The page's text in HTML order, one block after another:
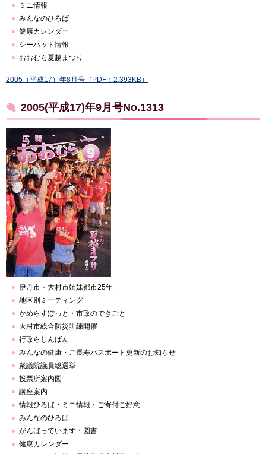
ミニ情報
みんなのひろば
健康カレンダー
シーハット情報
おおむら夏越まつり
2005（平成17）年8月号（PDF：2,393KB）
2005(平成17)年9月号No.1313
伊丹市・大村市姉妹都市25年
地区別ミーティング
かめらすぽっと・市政のできごと
大村市総合防災訓練開催
行政らしんばん
みんなの健康・ご長寿パスポート更新のお知らせ
衆議院議員総選挙
投票所案内図
講座案内
情報ひろば・ミニ情報・ご寄付ご好意
みんなのひろば
がんばっています・図書
健康カレンダー